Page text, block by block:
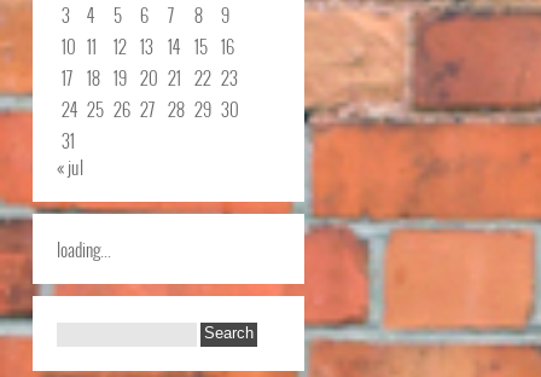
3
4 5 6 7 8
9
10 11 12 13 14 15 16
17 18 19 20 21 22 23
24 25 26 27 28 29 30
31
« jul
loading...